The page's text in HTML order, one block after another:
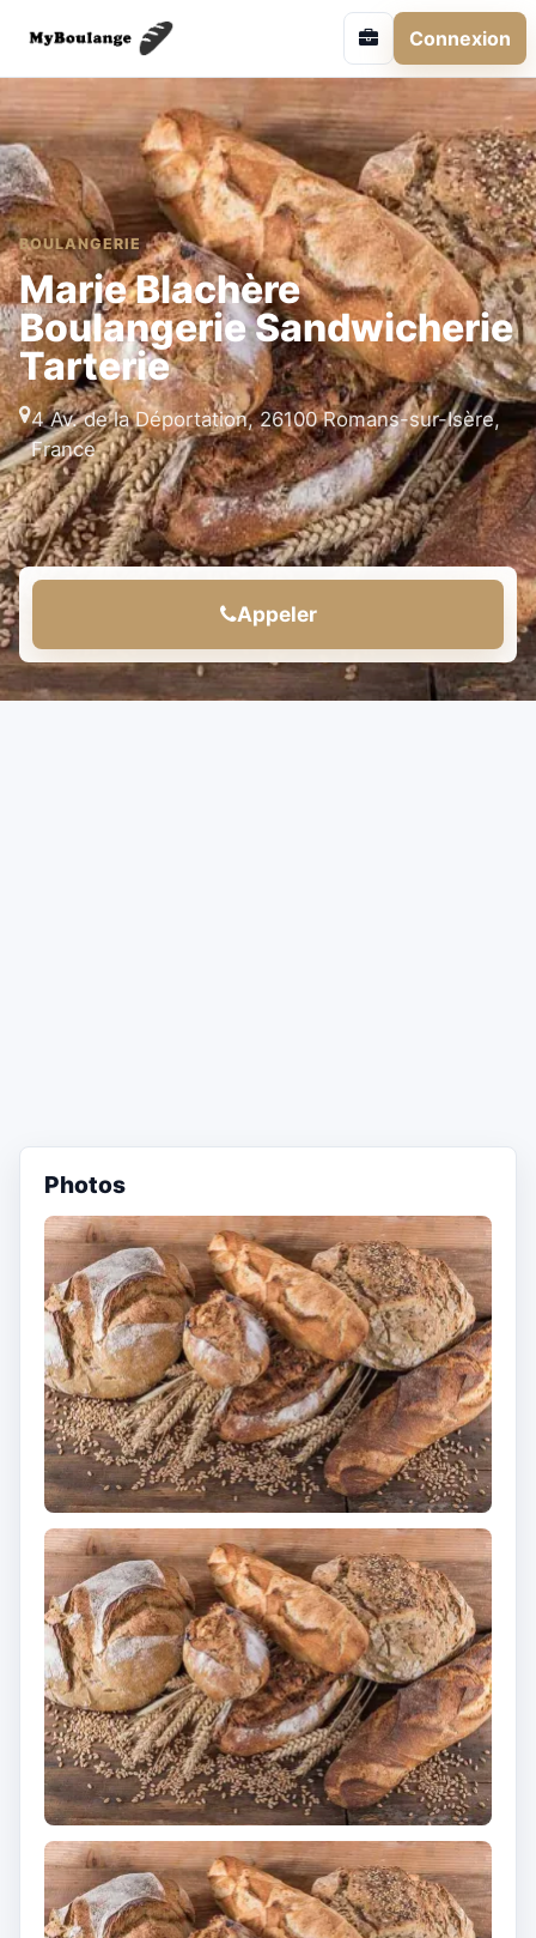
Connexion
BOULANGERIE
Marie Blachère
Boulangerie Sandwicherie
Tarterie
4 Av. de la Déportation, 26100 Romans-sur-Isère,
France
Appeler
Photos